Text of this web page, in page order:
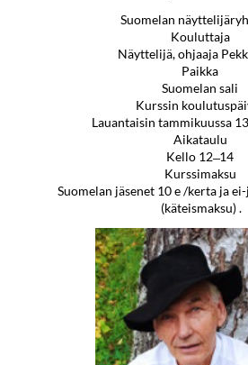
Suomelan
Kouluttaja
Näyttelijä, ohjaaja
Paikka
Suomelan sali
Kurssin
Lauantaisin tammikuussa
Aikataulu
Kello 12 ̶ 14
Kurssimaksu
Suomelan jäsenet 10 e /kerta ja
(käteismaksu) .